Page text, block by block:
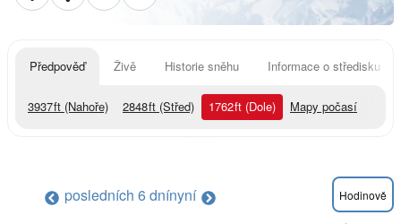
Předpověď Živě Historie sněhu Informace o středisku
3937ft (Nahoře) 2848ft (Střed) 1762ft (Dole) Mapy počasí
posledních 6 dnínyní Hodinově